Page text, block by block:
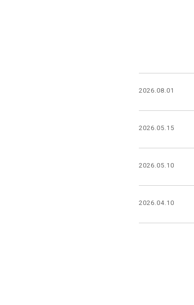
2026.08.01
2026.05.15
2026.05.10
2026.04.10